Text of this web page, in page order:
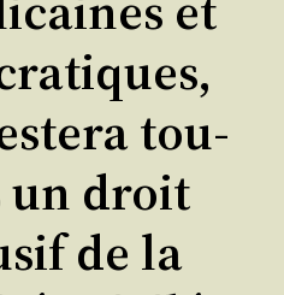
tou­
droit
de la